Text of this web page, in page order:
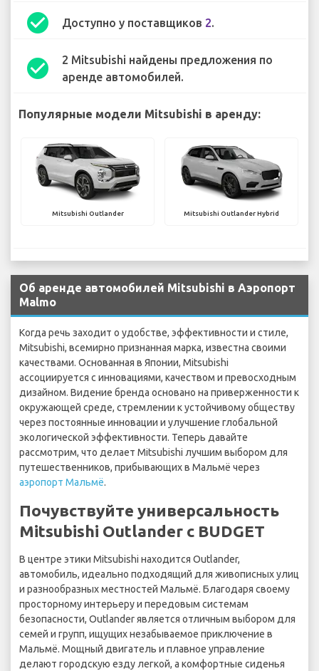
check_circle Доступно у поставщиков 2.
check_circle
2 Mitsubishi найдены предложения по
аренде автомобилей.
Популярные модели Mitsubishi в аренду:
Mitsubishi Outlander Mitsubishi Outlander Hybrid
Об аренде автомобилей Mitsubishi в Аэропорт
Malmo
Когда речь заходит о удобстве, эффективности и стиле,
Mitsubishi, всемирно признанная марка, известна своими
качествами. Основанная в Японии, Mitsubishi
ассоциируется с инновациями, качеством и превосходным
дизайном. Видение бренда основано на приверженности к
окружающей среде, стремлении к устойчивому обществу
через постоянные инновации и улучшение глобальной
экологической эффективности. Теперь давайте
рассмотрим, что делает Mitsubishi лучшим выбором для
путешественников, прибывающих в Мальмё через
аэропорт Мальмё.
Почувствуйте универсальность
Mitsubishi Outlander с BUDGET
В центре этики Mitsubishi находится Outlander,
автомобиль, идеально подходящий для живописных улиц
и разнообразных местностей Мальмё. Благодаря своему
просторному интерьеру и передовым системам
безопасности, Outlander является отличным выбором для
семей и групп, ищущих незабываемое приключение в
Мальмё. Мощный двигатель и плавное управление
делают городскую езду легкой, а комфортные сиденья